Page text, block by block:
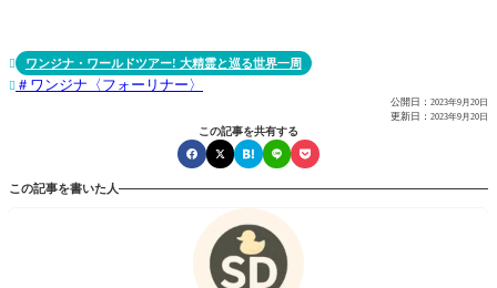
 ワンジナ・ワールドツアー! 大精霊と巡る世界一周
 ワンジナ〈フォーリナー〉
公開日： 2023年9月20日
更新日： 2023年9月20日
この記事を共有する
この記事を書いた人